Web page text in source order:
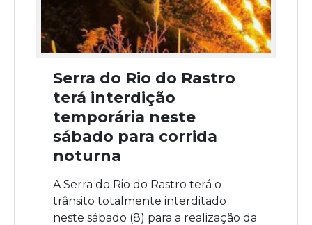
Serra do Rio do Rastro
terá interdição
temporária neste
sábado para corrida
noturna
A Serra do Rio do Rastro terá o
trânsito totalmente interditado
neste sábado (8) para a realização da